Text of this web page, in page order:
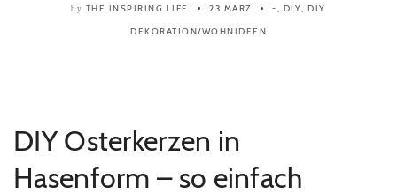
by THE INSPIRING LIFE 23 MÄRZ -, DIY,DIY
DEKORATION/WOHNIDEEN
DIY Osterkerzen in
Hasenform – so einfach